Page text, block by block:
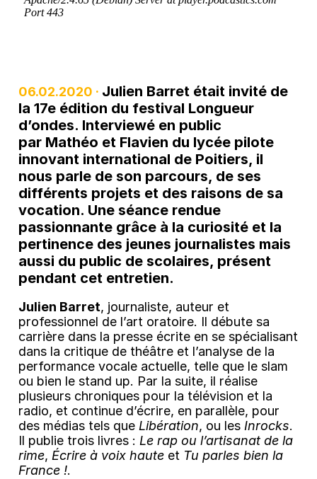
06.02.2020 · Julien Barret était invité de
la 17e édition du festival Longueur
d’ondes. Interviewé en public
par Mathéo et Flavien du lycée pilote
innovant international de Poitiers, il
nous parle de son parcours, de ses
différents projets et des raisons de sa
vocation. Une séance rendue
passionnante grâce à la curiosité et la
pertinence des jeunes journalistes mais
aussi du public de scolaires, présent
pendant cet entretien.
Julien Barret, journaliste, auteur et
professionnel de l’art oratoire. Il débute sa
carrière dans la presse écrite en se spécialisant
dans la critique de théâtre et l’analyse de la
performance vocale actuelle, telle que le slam
ou bien le stand up. Par la suite, il réalise
plusieurs chroniques pour la télévision et la
radio, et continue d’écrire, en parallèle, pour
des médias tels que Libération, ou les Inrocks.
Il publie trois livres : Le rap ou l’artisanat de la
rime, Écrire à voix haute et Tu parles bien la
France !.